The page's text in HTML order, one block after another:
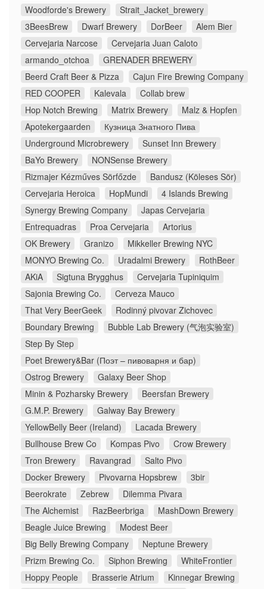
Woodforde's Brewery
Strait_Jacket_brewery
3BeesBrew
Dwarf Brewery DorBeer
Alem Bier
Cervejaria Narcose
Cervejaria Juan Caloto
armando_otchoa
GRENADER BREWERY
Beerd Craft Beer & Pizza
Cajun Fire Brewing Company
RED COOPER
Kalevala
Collab brew
Hop Notch Brewing
Matrix Brewery
Malz & Hopfen
Apotekergaarden
Кузница Знатного Пива
Underground Microbrewery
Sunset Inn Brewery
BaYo Brewery
NONSense Brewery
Rizmajer Kézműves Sörfőzde
Bandusz (Köleses Sör)
Cervejaria Heroica
HopMundi
4 Islands Brewing
Synergy Brewing Company
Japas Cervejaria
Entrequadras
Proa Cervejaria
Artorius
OK Brewery
Granizo
Mikkeller Brewing NYC
MONYO Brewing Co.
Uradalmi Brewery
RothBeer
AKiA
Sigtuna Brygghus
Cervejaria Tupiniquim
Sajonia Brewing Co.
Cerveza Mauco
That Very BeerGeek
Rodinný pivovar Zichovec
Boundary Brewing
Bubble Lab Brewery (气泡实验室)
Step By Step
Poet Brewery&Bar (Поэт – пивоварня и бар)
Ostrog Brewery
Galaxy Beer Shop
Minin & Pozharsky Brewery
Beersfan Brewery
G.M.P. Brewery
Galway Bay Brewery
YellowBelly Beer (Ireland)
Lacada Brewery
Bullhouse Brew Co
Kompas Pivo
Crow Brewery
Tron Brewery
Ravangrad
Salto Pivo
Docker Brewery
Pivovarna Hopsbrew
3bir
Beerokrate
Zebrew
Dilemma Pivara
The Alchemist
RazBeerbriga
MashDown Brewery
Beagle Juice Brewing
Modest Beer
Big Belly Brewing Company
Neptune Brewery
Prizm Brewing Co.
Siphon Brewing
WhiteFrontier
Hoppy People
Brasserie Atrium
Kinnegar Brewing